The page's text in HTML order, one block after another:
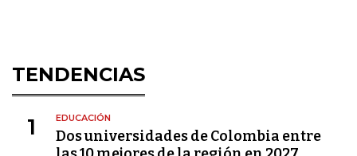
TENDENCIAS
1 EDUCACIÓN
Dos universidades de Colombia entre